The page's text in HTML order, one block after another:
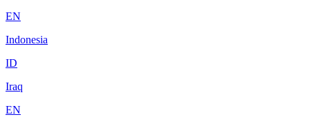
EN
Indonesia
ID
Iraq
EN